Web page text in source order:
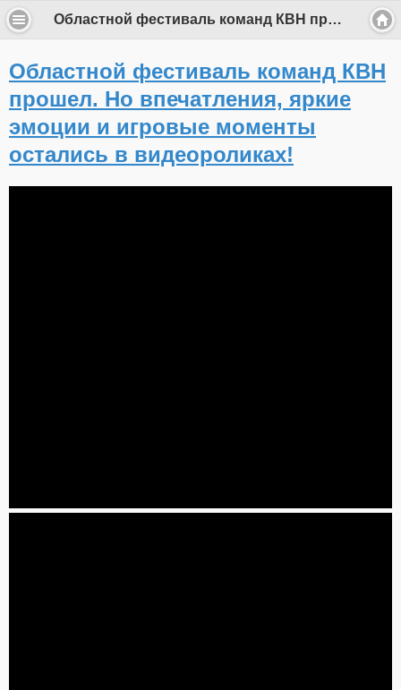
Областной фестиваль команд КВН прошел. Но впечатления, яркие эмоции и игровые моменты остались в видеороликах!
Областной фестиваль команд КВН
прошел. Но впечатления, яркие
эмоции и игровые моменты
остались в видеороликах!